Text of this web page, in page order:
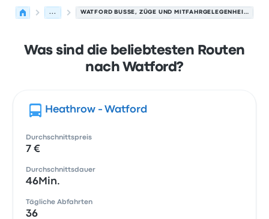
... WATFORD BUSSE, ZÜGE UND MITFAHRGELEGENHEITEN.
Was sind die beliebtesten Routen
nach Watford?
Heathrow - Watford
Durchschnittspreis
7 €
Durchschnittsdauer
46Min.
Tägliche Abfahrten
36